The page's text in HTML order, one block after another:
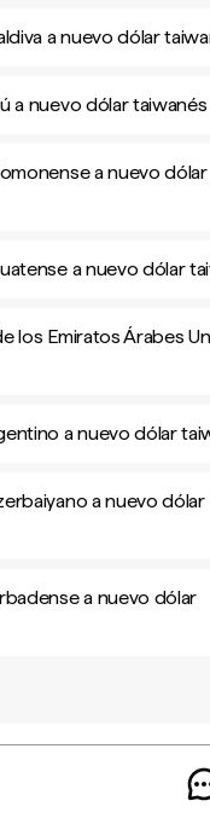
a nuevo dólar
a nuevo dólar taiwanés
a nuevo dólar
a nuevo dólar
los Emiratos Árabes
a nuevo dólar
a nuevo dólar
a nuevo dólar